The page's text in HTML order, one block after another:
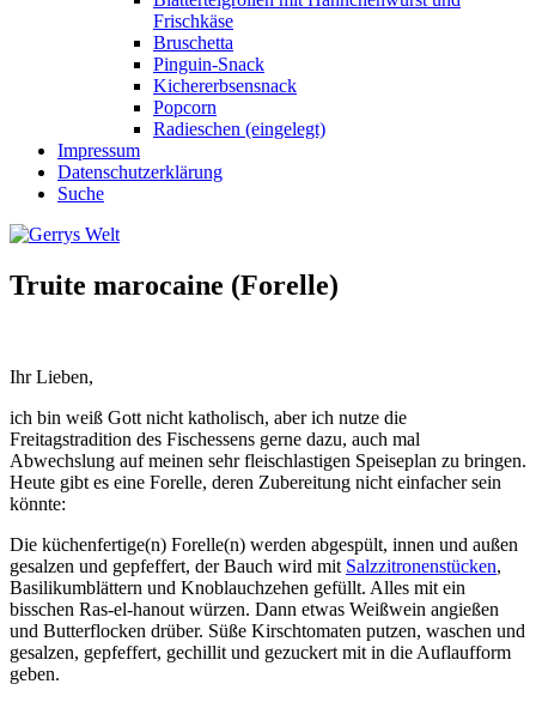
Frischkäse
Bruschetta
Pinguin-Snack
Kichererbsensnack
Popcorn
Radieschen (eingelegt)
Impressum
Datenschutzerklärung
Suche
Truite marocaine (Forelle)
Ihr Lieben,
ich bin weiß Gott nicht katholisch, aber ich nutze die
Freitagstradition des Fischessens gerne dazu, auch mal
Abwechslung auf meinen sehr fleischlastigen Speiseplan zu bringen.
Heute gibt es eine Forelle, deren Zubereitung nicht einfacher sein
könnte:
Die küchenfertige(n) Forelle(n) werden abgespült, innen und außen
gesalzen und gepfeffert, der Bauch wird mit Salzzitronenstücken,
Basilikumblättern und Knoblauchzehen gefüllt. Alles mit ein
bisschen Ras-el-hanout würzen. Dann etwas Weißwein angießen
und Butterflocken drüber. Süße Kirschtomaten putzen, waschen und
gesalzen, gepfeffert, gechillit und gezuckert mit in die Auflaufform
geben.